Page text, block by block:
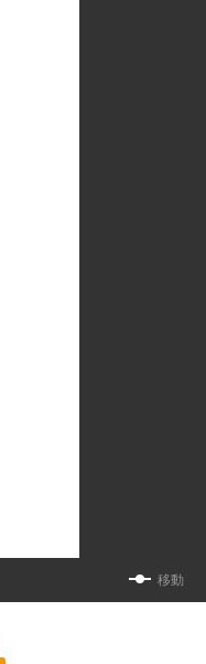
移動